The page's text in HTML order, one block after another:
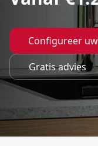
Configureer uw
Gratis advies